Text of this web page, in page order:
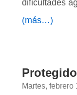
dificultades
(más…)
Martes, febrero